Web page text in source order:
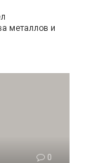
металлов и
0